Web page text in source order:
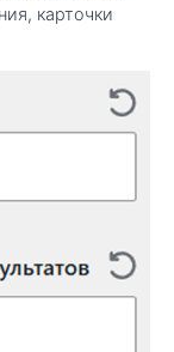
карточки